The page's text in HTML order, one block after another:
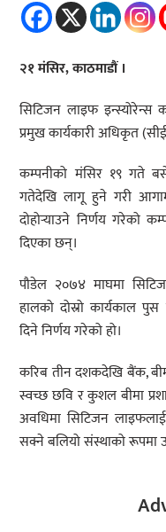
२१ मंसिर, काठमाडौं ।
सिटिजन लाइफ इन्स्योरेन्स
प्रमुख कार्यकारी अधिकृत
कम्पनीको मंसिर १९ गते
गतेदेखि लागू हुने गरी
दोहोर्‍याउने निर्णय गरेको
दिएका छन्।
पौडेल २०७४ माघमा
हालको दोस्रो कार्यकाल
दिने निर्णय गरेको हो।
करिब तीन दशकदेखि बैंक,
स्वच्छ छवि र कुशल बीमा
अवधिमा सिटिजन लाइफलाई
सक्ने बलियो संस्थाको रूपमा